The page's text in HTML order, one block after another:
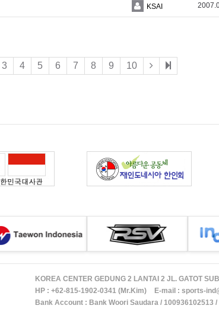
KSAI
3 4 5 6 7 8 9 10
KOREA CENTER GEDUNG 2 LANTAI 2 JL. GATOT
HP : +62-815-1902-0341 (Mr.Kim) E-mail : sports-
Bank Account : Bank Woori Saudara / 100936102513 /